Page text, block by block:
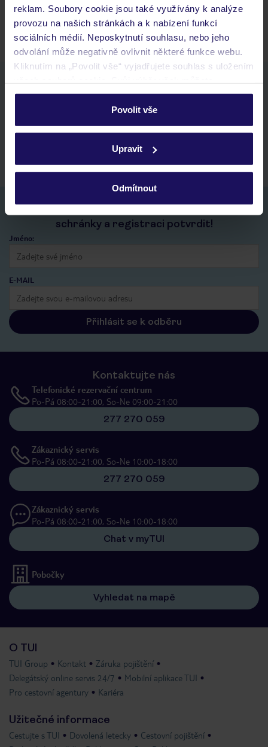
reklam. Soubory cookie jsou také využívány k analýze
provozu na našich stránkách a k nabízení funkcí
sociálních médií. Neposkytnutí souhlasu, nebo jeho
odvolání může negativně ovlivnit některé funkce webu.
Kliknutím na „Povolit vše“ vyjadřujete souhlas s uložením
personalizovat v sekci „Personalizace“.
Podrobné informace o souborech cookie naleznete v
ochrany osobních údajů.
Povolit vše
Upravit
Odmítnout
Zobrazit další
rychlé vyhledávání a prohlížení nabídek
seznam oblíbených nabídek a možnost jejich sdílení
historie vyhledávání a naposledy zobrazené nabídky
Nezapomeňte se podívat do vaší e-mailové
schránky a registraci potvrdit!
Jméno:
E-MAIL
Přihlásit se k odběru
Kontaktujte nás
Telefonické rezervační centrum
Po-Pá 08:00-21:00, So-Ne 09:00-21:00
277 270 059
Zákaznický servis
Po-Pá 08:00-21:00, So-Ne 10:00-18:00
277 270 059
Zákaznický servis
Po-Pá 08:00-21:00, So-Ne 10:00-18:00
Chat v myTUI
Pobočky
Vyhledat na mapě
O TUI
TUI Group Kontakt
Záruka pojištění
Delegátský online servis 24/7
Mobilní aplikace TUI
Pro cestovní agentury
Kariéra
Užitečné informace
Cestujte s TUI Dovolená letecky
Cestovní pojištění